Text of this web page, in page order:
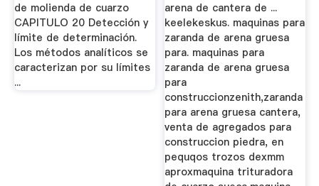
de molienda de cuarzo
CAPITULO 20 Detección y
límite de determinación.
Los métodos analíticos se
caracterizan por su límites
...
arena de cantera de ...
keelekeskus. maquinas para
zaranda de arena gruesa
para. maquinas para
zaranda de arena gruesa
para
construccionzenith,zaranda
para arena gruesa cantera,
venta de agregados para
construccion piedra, en
pequqos trozos dexmm
aproxmaquina trituradora